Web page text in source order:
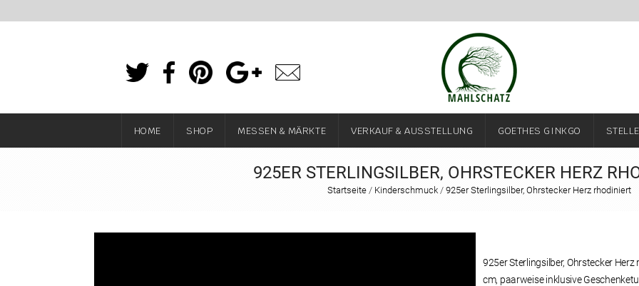
HOME SHOP MESSEN & MÄRKTE VERKAUF & AUSSTELLUNG GOETHES GINKGO
925ER STERLINGSILBER, OHRSTECKER HERZ
Startseite / Kinderschmuck / 925er Sterlingsilber, Ohrstecker Herz rhodiniert
925er Sterlingsilber, Ohrstecker
cm, paarweise